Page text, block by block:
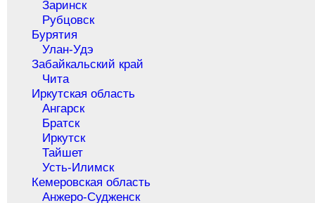
Заринск
Рубцовск
Бурятия
Улан-Удэ
Забайкальский край
Чита
Иркутская область
Ангарск
Братск
Иркутск
Тайшет
Усть-Илимск
Кемеровская область
Анжеро-Судженск